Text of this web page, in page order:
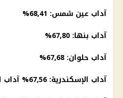
آداب عين شمس: 68,41%
آداب بنها: 67,80%
آداب حلوان: 67,68%
آداب الإسكندرية: 67,56% آداب المنصورة: 67,07%